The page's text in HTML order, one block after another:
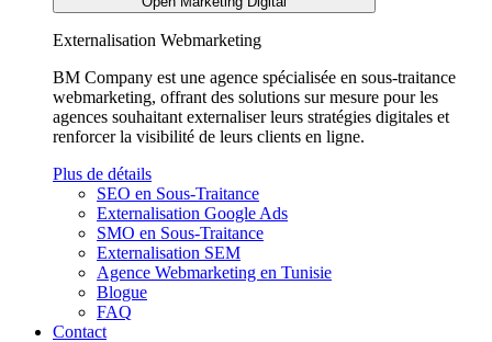
Externalisation Webmarketing
BM Company est une agence spécialisée en sous-traitance
webmarketing, offrant des solutions sur mesure pour les
agences souhaitant externaliser leurs stratégies digitales et
renforcer la visibilité de leurs clients en ligne.
Plus de détails
SEO en Sous-Traitance
Externalisation Google Ads
SMO en Sous-Traitance
Externalisation SEM
Agence Webmarketing en Tunisie
Blogue
FAQ
Contact